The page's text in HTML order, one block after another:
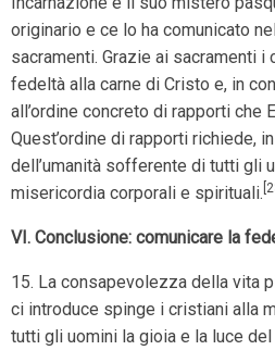
originario e ce lo ha comunicato
sacramenti. Grazie ai sacramenti
fedeltà alla carne di Cristo e, in
all’ordine concreto di rapporti che
Quest’ordine di rapporti richiede,
dell’umanità sofferente di tutti gli
misericordia corporali e spirituali.
VI. Conclusione: comunicare la
15. La consapevolezza della vita
ci introduce spinge i cristiani alla
tutti gli uomini la gioia e la luce del